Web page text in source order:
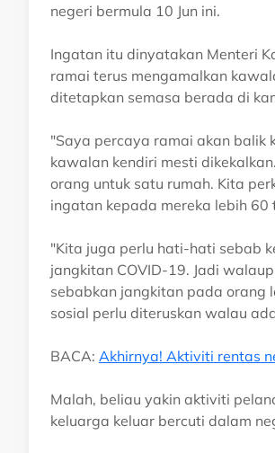
negeri bermula 10 Jun ini.
Ingatan itu dinyatakan Menteri
ramai terus mengamalkan
ditetapkan semasa berada di
"Saya percaya ramai akan balik
kawalan kendiri mesti
orang untuk satu rumah. Kita
ingatan kepada mereka lebih
"Kita juga perlu hati-hati sebab
jangkitan COVID-19. Jadi
sebabkan jangkitan pada orang
sosial perlu diteruskan walau
BACA: Akhirnya! Aktiviti rentas
Malah, beliau yakin aktiviti
keluarga keluar bercuti dalam